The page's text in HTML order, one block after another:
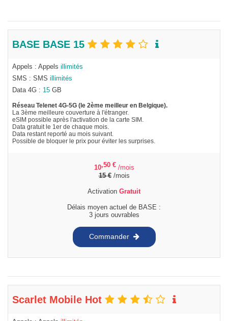
BASE BASE 15
Appels : Appels illimités
SMS : SMS illimités
Data 4G : 15 GB
Réseau Telenet 4G-5G (le 2ème meilleur en Belgique).
La 3ème meilleure couverture à l'étranger.
eSIM possible après l'activation de la carte SIM.
Data gratuit le 1er de chaque mois.
Data restant reporté au mois suivant.
Possible de bloquer le prix pour éviter les surprises.
10,50 € /mois
15€/mois
Activation Gratuit
Délais moyen actuel de BASE :
3 jours ouvrables
Commander
Scarlet Mobile Hot